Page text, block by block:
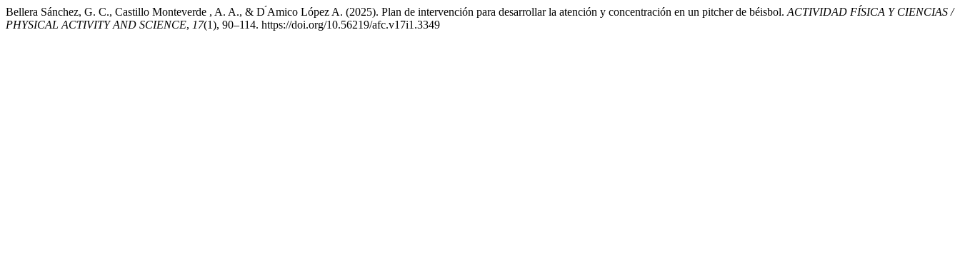
Bellera Sánchez, G. C., Castillo Monteverde , A. A., & D ́Amico López A. (2025). Plan de intervención para desarrollar la atención y concentración en un pitcher de béisbol. ACTIVIDAD FÍSICA Y CIENCIAS /
PHYSICAL ACTIVITY AND SCIENCE, 17(1), 90–114. https://doi.org/10.56219/afc.v17i1.3349